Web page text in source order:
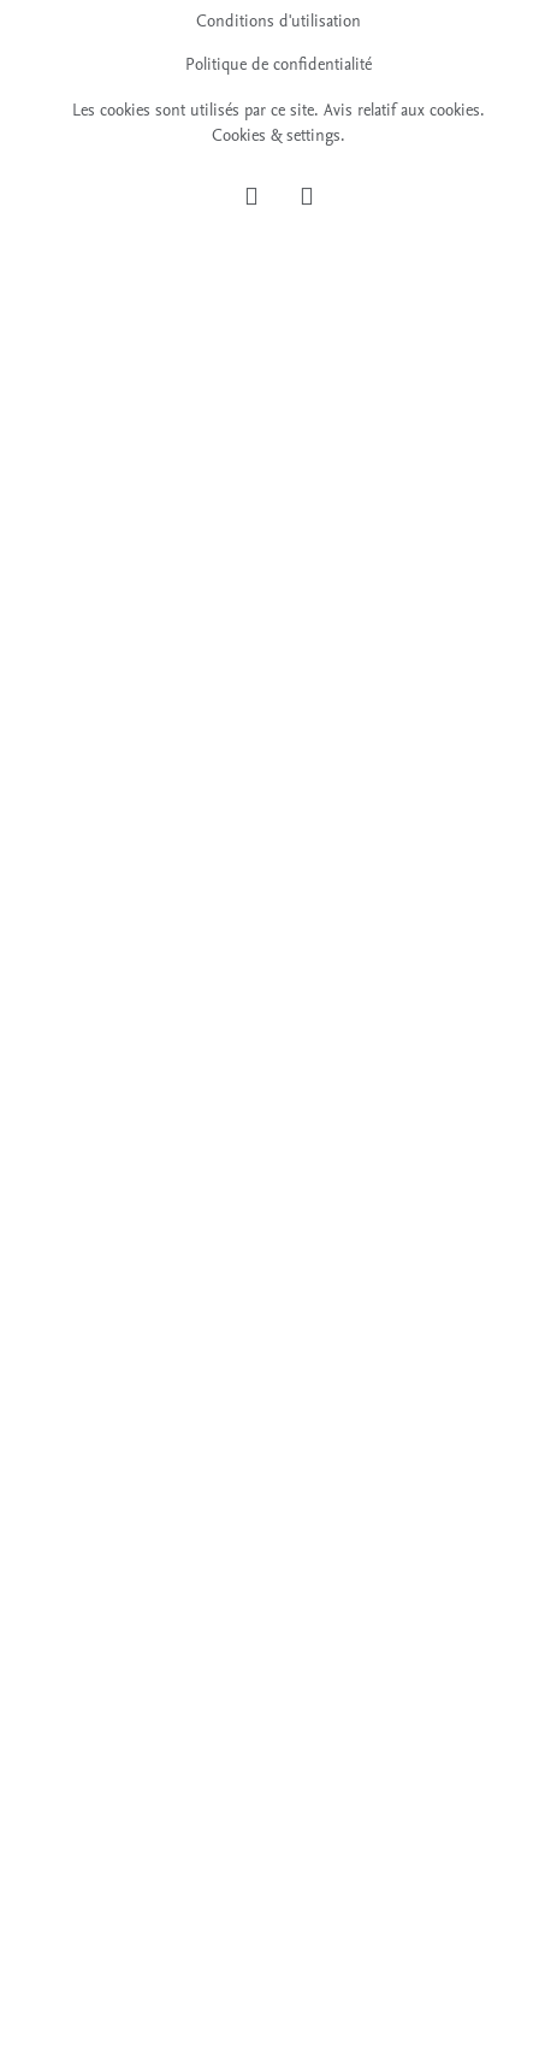
Conditions d'utilisation
Politique de confidentialité
Les cookies sont utilisés par ce site. Avis relatif aux cookies.
Cookies & settings.